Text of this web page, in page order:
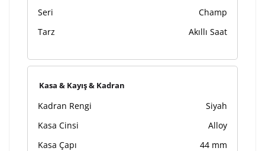
Seri
Champ
Tarz
Akıllı Saat
Kasa & Kayış & Kadran
Kadran Rengi
Siyah
Kasa Cinsi
Alloy
Kasa Çapı
44 mm